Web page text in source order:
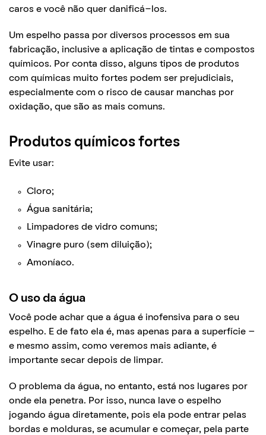
caros e você não quer danificá-los.
Um espelho passa por diversos processos em sua
fabricação, inclusive a aplicação de tintas e compostos
químicos. Por conta disso, alguns tipos de produtos
com químicas muito fortes podem ser prejudiciais,
especialmente com o risco de causar manchas por
oxidação, que são as mais comuns.
Produtos químicos fortes
Evite usar:
Cloro;
Água sanitária;
Limpadores de vidro comuns;
Vinagre puro (sem diluição);
Amoníaco.
O uso da água
Você pode achar que a água é inofensiva para o seu
espelho. E de fato ela é, mas apenas para a superfície –
e mesmo assim, como veremos mais adiante, é
importante secar depois de limpar.
O problema da água, no entanto, está nos lugares por
onde ela penetra. Por isso, nunca lave o espelho
jogando água diretamente, pois ela pode entrar pelas
bordas e molduras, se acumular e começar, pela parte